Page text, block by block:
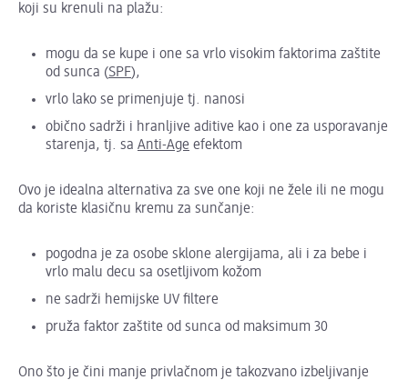
koji su krenuli na plažu:
mogu da se kupe i one sa vrlo visokim faktorima zaštite
od sunca (SPF),
vrlo lako se primenjuje tj. nanosi
obično sadrži i hranljive aditive kao i one za usporavanje
starenja, tj. sa Anti-Age efektom
Ovo je idealna alternativa za sve one koji ne žele ili ne mogu
da koriste klasičnu kremu za sunčanje:
pogodna je za osobe sklone alergijama, ali i za bebe i
vrlo malu decu sa osetljivom kožom
ne sadrži hemijske UV filtere
pruža faktor zaštite od sunca od maksimum 30
Ono što je čini manje privlačnom je takozvano izbeljivanje